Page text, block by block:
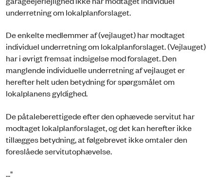
underretning om lokalplanforslaget.
De enkelte medlemmer af (vejlauget) har modtaget
individuel underretning om lokalplanforslaget. (Vejlauget)
har i øvrigt fremsat indsigelse mod forslaget. Den
manglende individuelle underretning af vejlauget er
herefter helt uden betydning for spørgsmålet om
lokalplanens gyldighed.
De påtaleberettigede efter den ophævede servitut har
modtaget lokalplanforslaget, og det kan herefter ikke
tillægges betydning, at følgebrevet ikke omtaler den
foreslåede servitutophævelse.
..."